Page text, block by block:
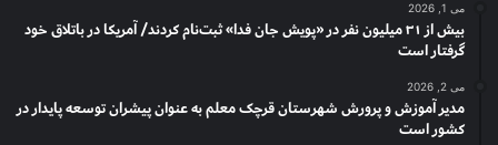
می 1, 2026
بیش از ۳۱ میلیون نفر در «پویش جان فدا» ثبت‌نام کردند/ آمریکا در باتلاق خود
گرفتار است
می 2, 2026
مدیر آموزش و پرورش شهرستان قرچک معلم به عنوان پیشران توسعه پایدار در
کشور است